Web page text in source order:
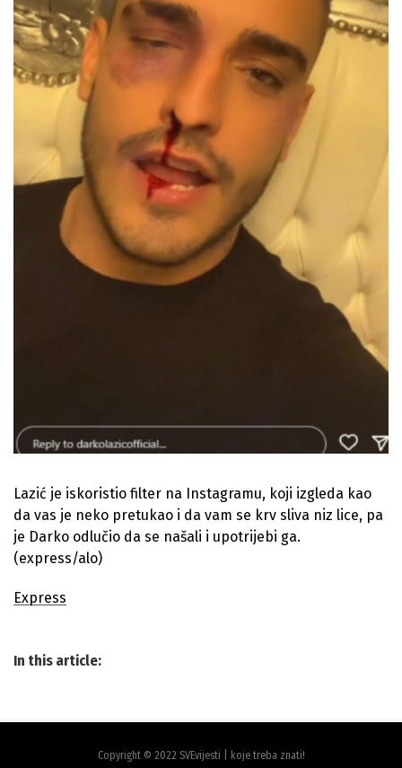
Lazić je iskoristio filter na Instagramu, koji izgleda kao
da vas je neko pretukao i da vam se krv sliva niz lice, pa
je Darko odlučio da se našali i upotrijebi ga.
(express/alo)
Express
In this article:
Copyright © 2022 SVEvijesti | koje treba znati!